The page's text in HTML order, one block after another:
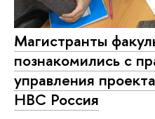
Магистранты
познакомились с
управления
НВС Россия